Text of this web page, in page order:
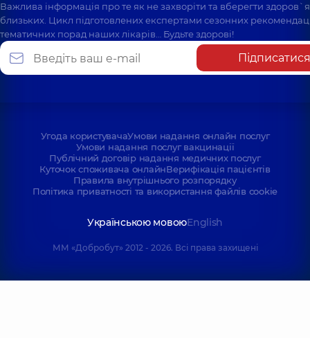
Важлива інформація про те як не захворіти та вберегти
близьких. Цикл підготовлених експертами сезонних
тематичних порад наших лікарів… Будьте здорові!
Підписатися
Угода користувачаУмови надання онлайн послуг
Умови надання послуг вакцинації
Публічний договір надання медичних послуг
Куточок споживача онлайнВерифікація пацієнтів
Правила внутрішнього розпорядку
Політика приватності та використання файлів cookie
Українською мовоюEnglish
ММ «Добробут» 2012 - 2026. Всі права захищені